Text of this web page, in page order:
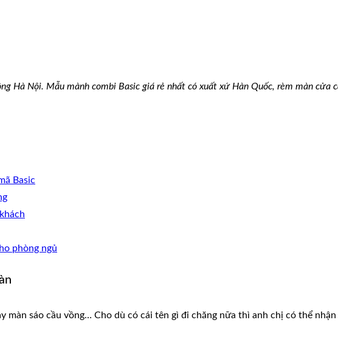
Hà Nội. Mẫu mành combi Basic giá rẻ nhất có xuất xứ Hàn Quốc, rèm màn cửa
Basic
phòng ngủ
màn sáo cầu vồng… Cho dù có cái tên gì đi chăng nữa thì anh chị có thể